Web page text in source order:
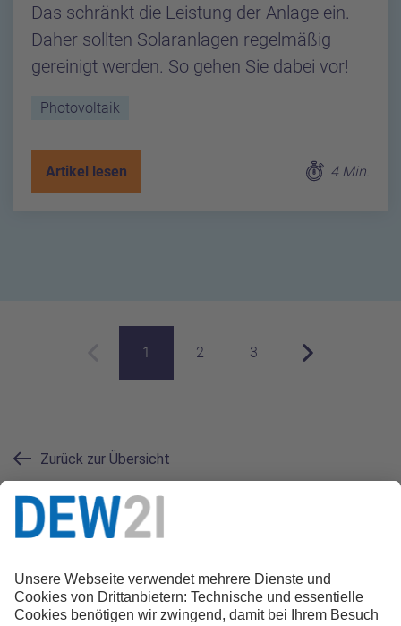
Das schränkt die Leistung der Anlage ein.
Daher sollten Solaranlagen regelmäßig
gereinigt werden. So gehen Sie dabei vor!
Photovoltaik
Artikel lesen 4 Min.
Vorherige Seite
1
Aktuelle Seite
2 3 Nächste Seite
Zurück zur Übersicht
0231 22 22 21 21
magazin@dew21.de